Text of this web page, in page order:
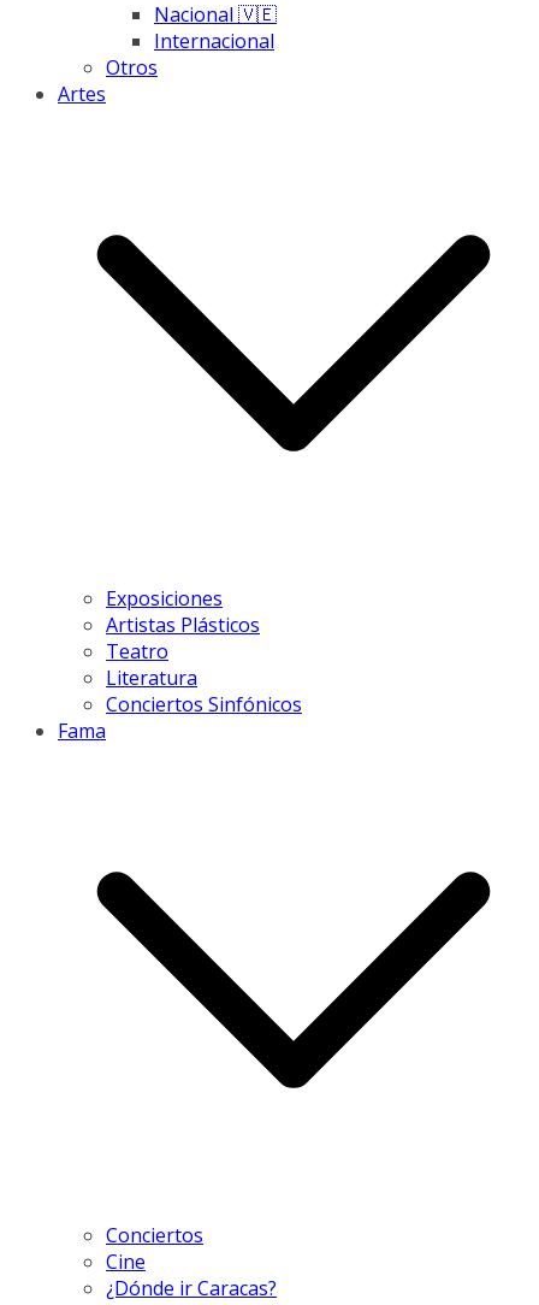
Nacional 🇻🇪
Internacional
Otros
Artes
Exposiciones
Artistas Plásticos
Teatro
Literatura
Conciertos Sinfónicos
Fama
Conciertos
Cine
¿Dónde ir Caracas?